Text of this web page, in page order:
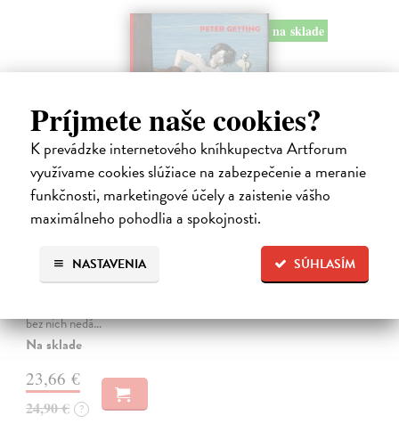
Príjmete naše cookies?
K prevádzke internetového kníhkupectva Artforum
využívame cookies slúžiace na zabezpečenie a meranie
funkčnosti, marketingové účely a zaistenie vášho
maximálneho pohodlia a spokojnosti.
SÚHLASÍM
NASTAVENIA
na sklade
Studne mútne
Sú ikonickými postavami našej kultúry. Postavili im sochy a
pomenovali po nich ulice, majú svoje nespochybniteľné miesto v
bez nich nedá…
Na sklade
23,66 €
24,90 € ?